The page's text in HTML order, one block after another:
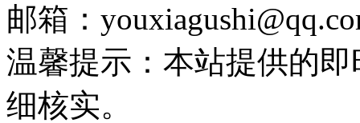
邮箱：
温馨提示：本站提供的
细核实。